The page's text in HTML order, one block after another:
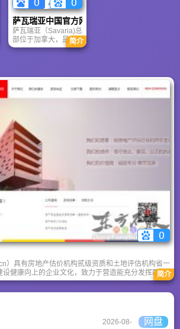
源与职业发展支持，
定位：建筑人的终身
学习平台。
萨瓦瑞亚中国官方网站
萨瓦瑞亚（Savaria)总
部位于加拿大，是全
球无障碍通行行业引
品。柯凡特电梯
瀚德凯尔集团
（Savaria）
简介
）具有房地产估价机构贰级资质和土地评估机构省一
健康向上的企业文化，致力于营造能充分发挥职员
导简单真诚的人际关系，重视工作、家庭、健康的
受理房地产估价项目超过9,000个，评估总值190亿
宅、写字楼、商业用房、宾馆、酒店、厂房、在建
简介
2026-08-
网盘